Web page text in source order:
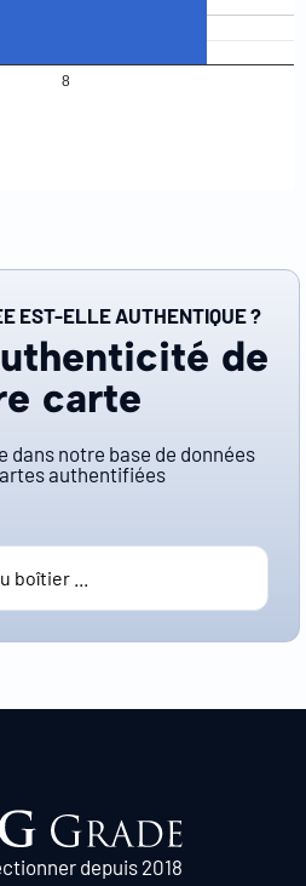
8
EST-ELLE AUTHENTIQUE ?
de
carte
dans notre base de données
authentifiées
depuis 2018